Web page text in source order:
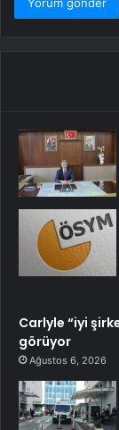
Carlyle “iyi
görüyor
Ağustos 6, 2026